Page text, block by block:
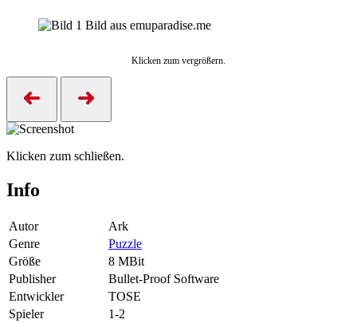
Bild aus emuparadise.me
Klicken zum vergrößern.
Klicken zum schließen.
Info
Autor
Ark
Genre
Puzzle
Größe
8 MBit
Publisher
Bullet-Proof Software
Entwickler
TOSE
Spieler
1-2